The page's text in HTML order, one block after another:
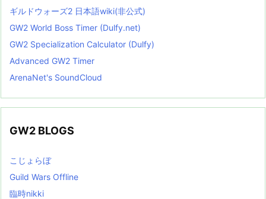
ギルドウォーズ2 日本語wiki(非公式)
GW2 World Boss Timer (Dulfy.net)
GW2 Specialization Calculator (Dulfy)
Advanced GW2 Timer
ArenaNet's SoundCloud
GW2 BLOGS
こじょらぼ
Guild Wars Offline
臨時nikki